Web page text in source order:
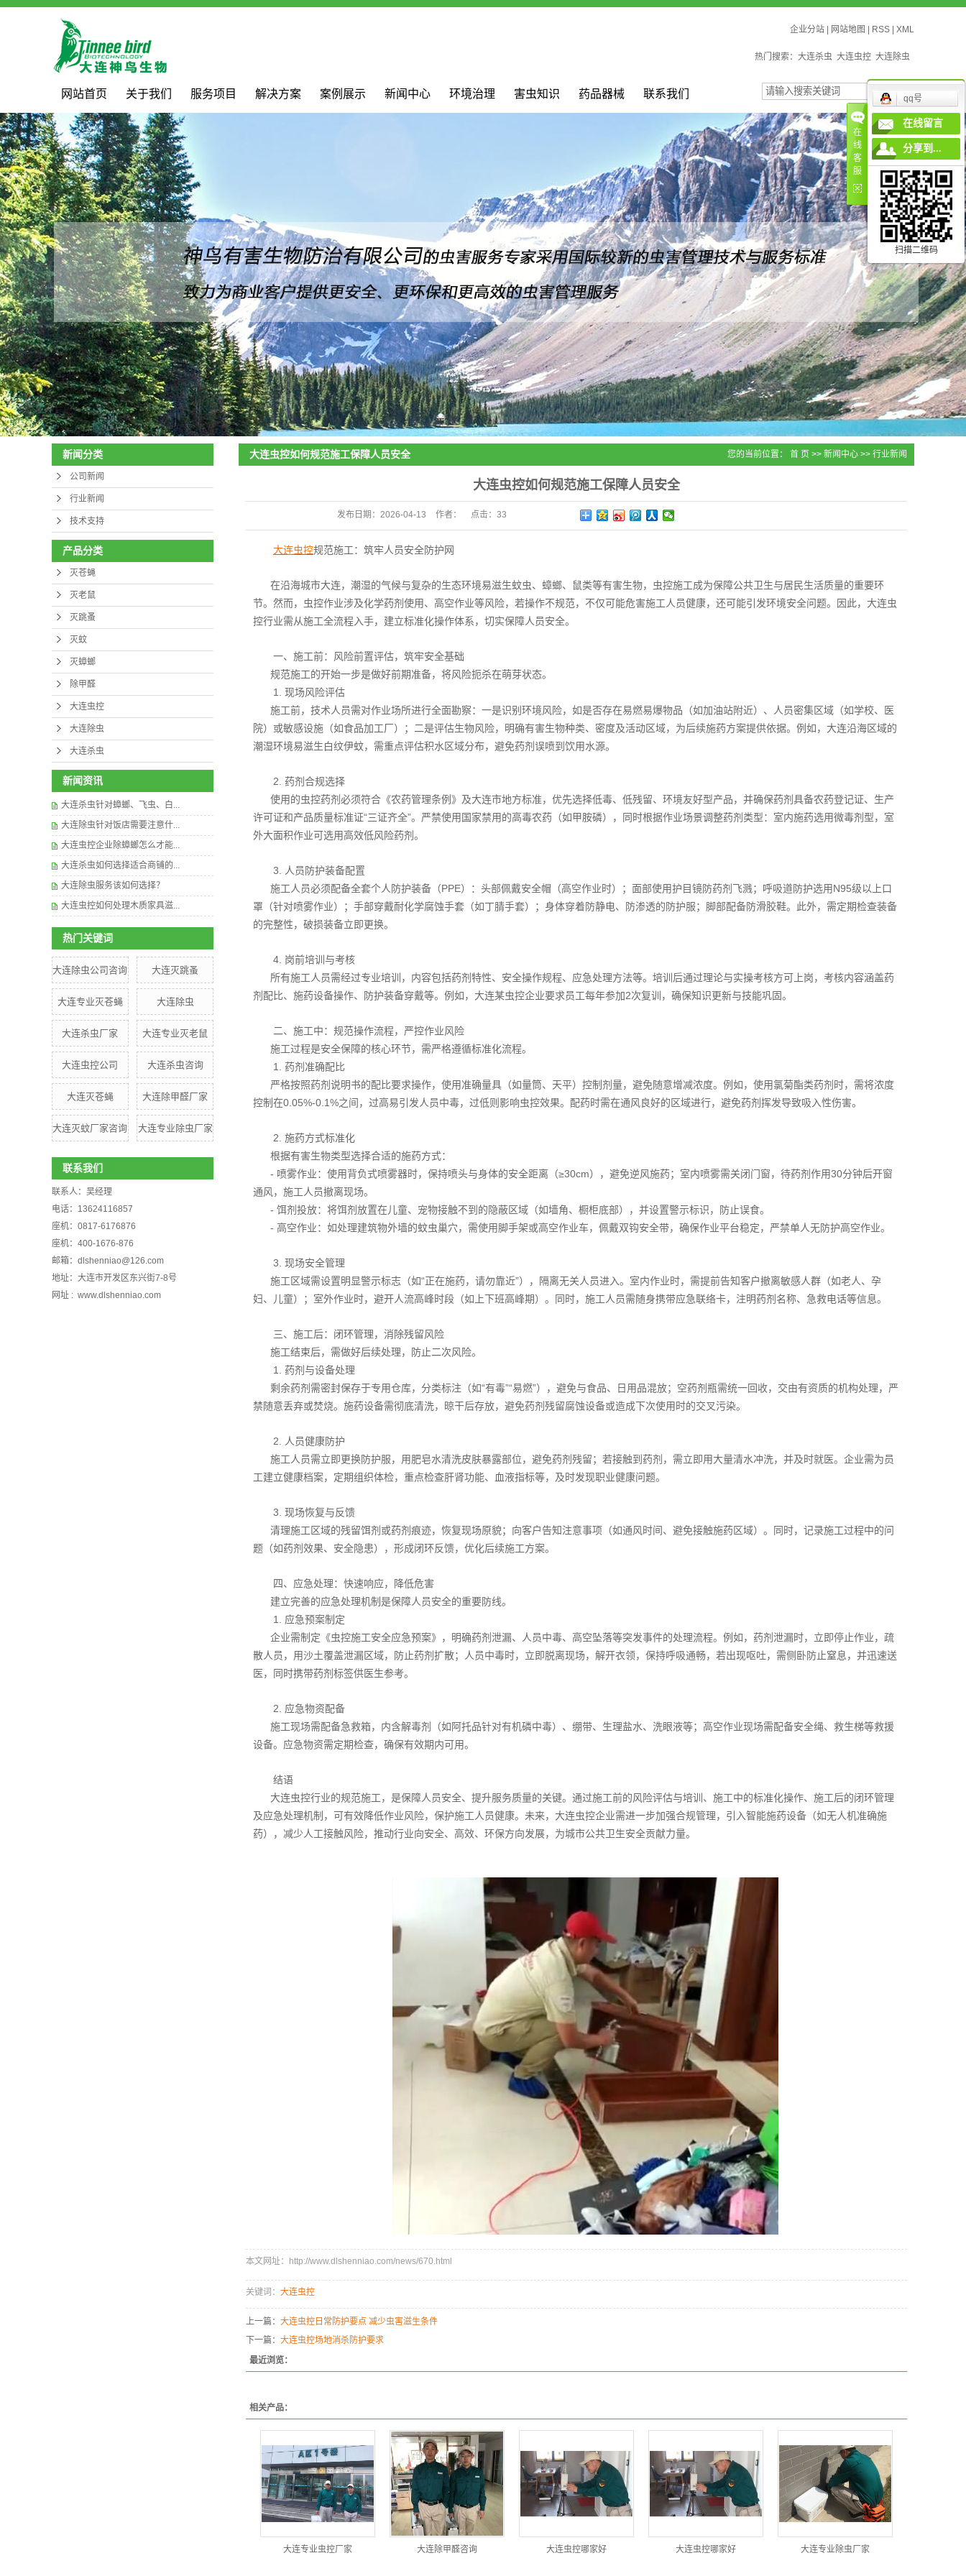
企业分站 网站地图 RSS XML
热门搜索： 大连杀虫 大连虫控 大连除虫
网站首页 关于我们
公司简介
荣誉资质
资质档案
环境治理
虫害知识
服务项目
灭蟑螂
除甲醛
大连虫控
大连除虫
大连杀虫
解决方案 案例展示 新闻中心 环境治理 害虫知识 药品器械 联系我们
新闻分类
公司新闻
行业新闻
技术支持
产品分类
灭苍蝇
灭老鼠
灭跳蚤
灭蚊
灭蟑螂
除甲醛
大连虫控
大连除虫
大连杀虫
新闻资讯
大连杀虫针对蟑螂、飞虫、白...
大连除虫针对饭店需要注意什...
大连虫控企业除蟑螂怎么才能...
大连杀虫如何选择适合商铺的...
大连除虫服务该如何选择？
大连虫控如何处理木质家具滋...
热门关键词
大连除虫公司咨询 大连灭跳蚤
大连专业灭苍蝇 大连除虫
大连杀虫厂家 大连专业灭老鼠
大连虫控公司 大连杀虫咨询
大连灭苍蝇 大连除甲醛厂家
​大连灭蚊厂家咨询 大连专业除虫厂家
联系我们
联系人：吴经理
电话：13624116857
座机：0817-6176876
座机：400-1676-876
邮箱：dlshenniao@126.com
地址：大连市开发区东兴街7-8号
网址 : www.dlshenniao.com
大连虫控如何规范施工保障人员安全 您的当前位置： 首 页 >> 新闻中心 >> 行业新闻
大连虫控如何规范施工保障人员安全
发布日期： 2026-04-13 作者： 点击： 33
大连虫控规范施工：筑牢人员安全防护网
在沿海城市大连，潮湿的气候与复杂的生态环境易滋生蚊虫、蟑螂、鼠类等有害生物，虫控施工成为保障公共卫生与居民生活质量的重要环
节。然而，虫控作业涉及化学药剂使用、高空作业等风险，若操作不规范，不仅可能危害施工人员健康，还可能引发环境安全问题。因此，大连虫
控行业需从施工全流程入手，建立标准化操作体系，切实保障人员安全。
一、施工前：风险前置评估，筑牢安全基础
规范施工的开始一步是做好前期准备，将风险扼杀在萌芽状态。
1. 现场风险评估
施工前，技术人员需对作业场所进行全面勘察：一是识别环境风险，如是否存在易燃易爆物品（如加油站附近）、人员密集区域（如学校、医
院）或敏感设施（如食品加工厂）；二是评估生物风险，明确有害生物种类、密度及活动区域，为后续施药方案提供依据。例如，大连沿海区域的
潮湿环境易滋生白纹伊蚊，需重点评估积水区域分布，避免药剂误喷到饮用水源。
2. 药剂合规选择
使用的虫控药剂必须符合《农药管理条例》及大连市地方标准，优先选择低毒、低残留、环境友好型产品，并确保药剂具备农药登记证、生产
许可证和产品质量标准证“三证齐全”。严禁使用国家禁用的高毒农药（如甲胺磷），同时根据作业场景调整药剂类型：室内施药选用微毒剂型，室
外大面积作业可选用高效低风险药剂。
3. 人员防护装备配置
施工人员必须配备全套个人防护装备（PPE）：头部佩戴安全帽（高空作业时）；面部使用护目镜防药剂飞溅；呼吸道防护选用N95级以上口
罩（针对喷雾作业）；手部穿戴耐化学腐蚀手套（如丁腈手套）；身体穿着防静电、防渗透的防护服；脚部配备防滑胶鞋。此外，需定期检查装备
的完整性，破损装备立即更换。
4. 岗前培训与考核
所有施工人员需经过专业培训，内容包括药剂特性、安全操作规程、应急处理方法等。培训后通过理论与实操考核方可上岗，考核内容涵盖药
剂配比、施药设备操作、防护装备穿戴等。例如，大连某虫控企业要求员工每年参加2次复训，确保知识更新与技能巩固。
二、施工中：规范操作流程，严控作业风险
施工过程是安全保障的核心环节，需严格遵循标准化流程。
1. 药剂准确配比
严格按照药剂说明书的配比要求操作，使用准确量具（如量筒、天平）控制剂量，避免随意增减浓度。例如，使用氯菊酯类药剂时，需将浓度
控制在0.05%-0.1%之间，过高易引发人员中毒，过低则影响虫控效果。配药时需在通风良好的区域进行，避免药剂挥发导致吸入性伤害。
2. 施药方式标准化
根据有害生物类型选择合适的施药方式：
- 喷雾作业：使用背负式喷雾器时，保持喷头与身体的安全距离（≥30cm），避免逆风施药；室内喷雾需关闭门窗，待药剂作用30分钟后开窗
通风，施工人员撤离现场。
- 饵剂投放：将饵剂放置在儿童、宠物接触不到的隐蔽区域（如墙角、橱柜底部），并设置警示标识，防止误食。
- 高空作业：如处理建筑物外墙的蚊虫巢穴，需使用脚手架或高空作业车，佩戴双钩安全带，确保作业平台稳定，严禁单人无防护高空作业。
3. 现场安全管理
施工区域需设置明显警示标志（如“正在施药，请勿靠近”），隔离无关人员进入。室内作业时，需提前告知客户撤离敏感人群（如老人、孕
妇、儿童）；室外作业时，避开人流高峰时段（如上下班高峰期）。同时，施工人员需随身携带应急联络卡，注明药剂名称、急救电话等信息。
三、施工后：闭环管理，消除残留风险
施工结束后，需做好后续处理，防止二次风险。
1. 药剂与设备处理
剩余药剂需密封保存于专用仓库，分类标注（如“有毒”“易燃”），避免与食品、日用品混放；空药剂瓶需统一回收，交由有资质的机构处理，严
禁随意丢弃或焚烧。施药设备需彻底清洗，晾干后存放，避免药剂残留腐蚀设备或造成下次使用时的交叉污染。
2. 人员健康防护
施工人员需立即更换防护服，用肥皂水清洗皮肤暴露部位，避免药剂残留；若接触到药剂，需立即用大量清水冲洗，并及时就医。企业需为员
工建立健康档案，定期组织体检，重点检查肝肾功能、血液指标等，及时发现职业健康问题。
3. 现场恢复与反馈
清理施工区域的残留饵剂或药剂痕迹，恢复现场原貌；向客户告知注意事项（如通风时间、避免接触施药区域）。同时，记录施工过程中的问
题（如药剂效果、安全隐患），形成闭环反馈，优化后续施工方案。
四、应急处理：快速响应，降低危害
建立完善的应急处理机制是保障人员安全的重要防线。
1. 应急预案制定
企业需制定《虫控施工安全应急预案》，明确药剂泄漏、人员中毒、高空坠落等突发事件的处理流程。例如，药剂泄漏时，立即停止作业，疏
散人员，用沙土覆盖泄漏区域，防止药剂扩散；人员中毒时，立即脱离现场，解开衣领，保持呼吸通畅，若出现呕吐，需侧卧防止窒息，并迅速送
医，同时携带药剂标签供医生参考。
2. 应急物资配备
施工现场需配备急救箱，内含解毒剂（如阿托品针对有机磷中毒）、绷带、生理盐水、洗眼液等；高空作业现场需配备安全绳、救生梯等救援
设备。应急物资需定期检查，确保有效期内可用。
结语
大连虫控行业的规范施工，是保障人员安全、提升服务质量的关键。通过施工前的风险评估与培训、施工中的标准化操作、施工后的闭环管理
及应急处理机制，可有效降低作业风险，保护施工人员健康。未来，大连虫控企业需进一步加强合规管理，引入智能施药设备（如无人机准确施
药），减少人工接触风险，推动行业向安全、高效、环保方向发展，为城市公共卫生安全贡献力量。
本文网址：http://www.dlshenniao.com/news/670.html
关键词： 大连虫控
上一篇： 大连虫控日常防护要点 减少虫害滋生条件
下一篇： 大连虫控场地消杀防护要求
最近浏览：
相关产品：
大连专业虫控厂家 大连除甲醛咨询 大连虫控哪家好 大连虫控哪家好 大连专业除虫厂家
在
线
客
服
qq号
在线留言
分享到...
扫描二维码